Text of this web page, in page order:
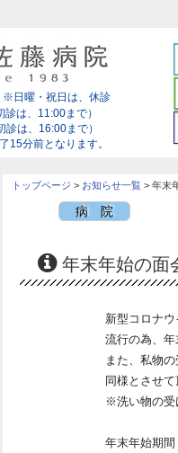
※日曜・祝日は、休診
、11:00まで）
は、16:00まで）
分前となります。
トップページ > お知らせ一覧 > 年末
病 院
年末年始の面
新型コロナウイ
流行の為、年末
また、私物の受
同様とさせて頂
※洗い物の受け
年末年始期間